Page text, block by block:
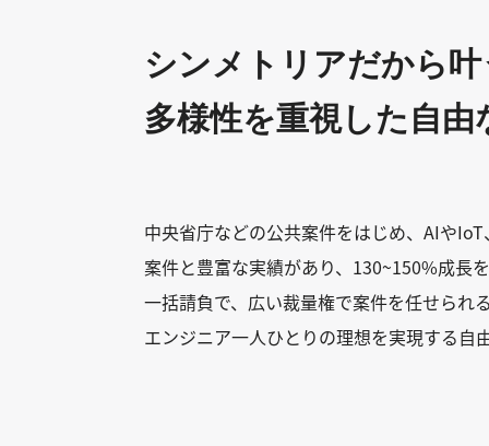
シンメトリアだから叶
多様性を重視した自由
中央省庁などの公共案件をはじめ、AIや
案件と豊富な実績があり、130~150%成長
一括請負で、広い裁量権で案件を任せられる
エンジニア一人ひとりの理想を実現する自